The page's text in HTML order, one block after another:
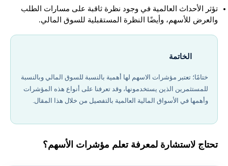
تؤثر الأحداث العالمية في وجود نظرة ثاقبة على مسارات الطلب
والعرض للأسهم، وأيضًا النظرة المستقبلية للسوق المالي.
الخاتمة
ختامًا؛ تعتبر مؤشرات الاسهم لها أهمية بالنسبة للسوق المالي وبالنسبة
للمستثمرين الذين يستخدمونها، وقد تعرفنا على أنواع هذه المؤشرات
وأهمها في الأسواق المالية العالمية بالتفصيل من خلال هذا المقال.
تحتاج لاستشارة لمعرفة تعلم مؤشرات الأسهم؟